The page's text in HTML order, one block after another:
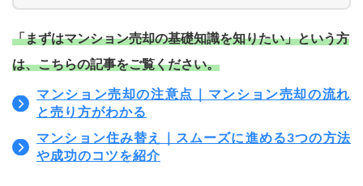
「まずはマンション売却の基礎知識を知りたい」という方
は、こちらの記事をご覧ください。
マンション売却の注意点｜マンション売却の流れ
と売り方がわかる
マンション住み替え｜スムーズに進める3つの方法
や成功のコツを紹介